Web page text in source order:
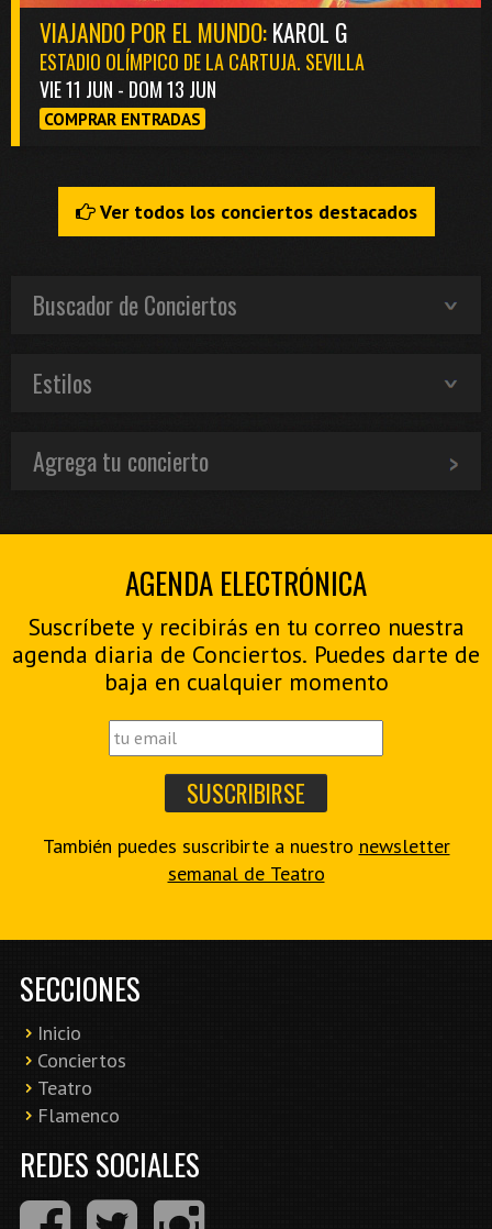
VIAJANDO POR EL MUNDO:KAROL G
ESTADIO OLÍMPICO DE LA CARTUJA. SEVILLA
VIE 11 JUN - DOM 13 JUN
COMPRAR ENTRADAS
Ver todos los conciertos destacados
Buscador de Conciertos
Estilos
Agrega tu concierto
AGENDA ELECTRÓNICA
Suscríbete y recibirás en tu correo nuestra
agenda diaria de Conciertos. Puedes darte de
baja en cualquier momento
También puedes suscribirte a nuestro newsletter
semanal de Teatro
SECCIONES
Inicio
Conciertos
Teatro
Flamenco
REDES SOCIALES